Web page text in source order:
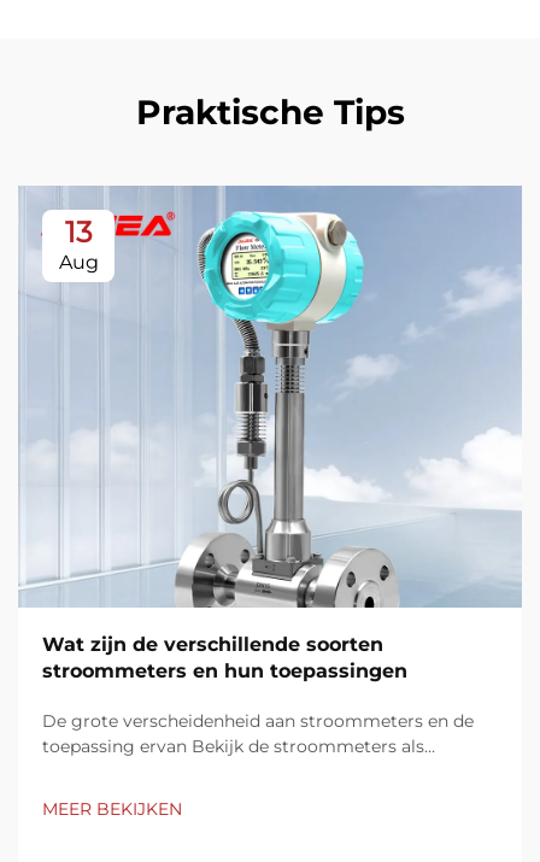
Praktische Tips
13
Aug
Wat zijn de verschillende soorten
stroommeters en hun toepassingen
De grote verscheidenheid aan stroommeters en de
toepassing ervan Bekijk de stroommeters als
meten. Ze zijn er in verschillende technologieën:
MEER BEKIJKEN